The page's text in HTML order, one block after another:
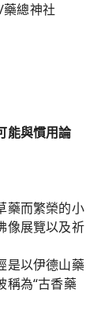
總神社
能與慣用論
藥而繁榮的小
像展覽以及祈
是以伊德山藥
稱為“古香藥